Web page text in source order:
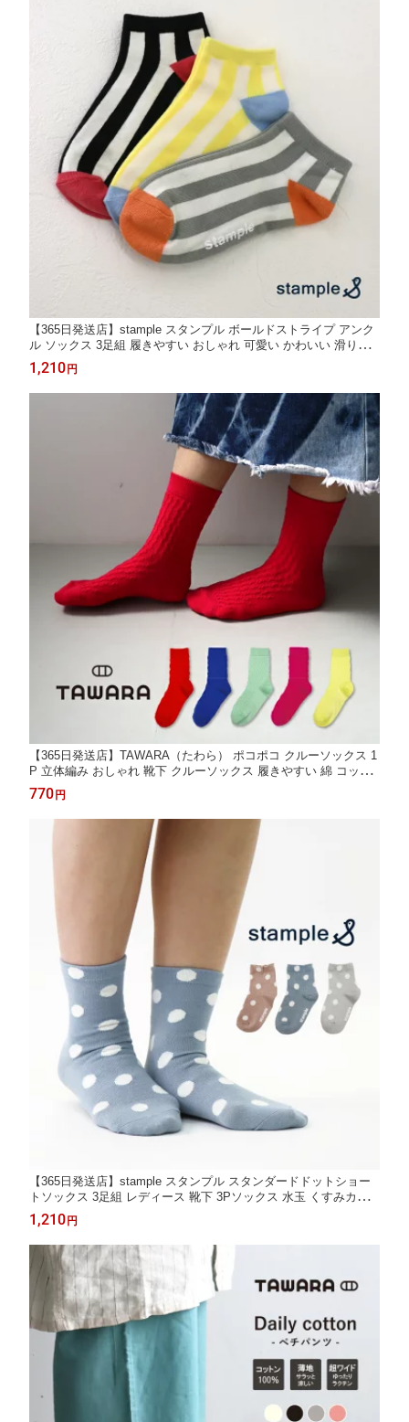
【365日発送店】stample スタンプル ボールドストライプ アンク
ル ソックス 3足組 履きやすい おしゃれ 可愛い かわいい 滑り止
め 靴下 くつ下 ソックス すべり止め キッズ 子供 こども 子ども
女の子 男の子 保育園 幼稚園 通園 通学 親子お揃い 2026 春 夏 73
321
1,210 円
【365日発送店】TAWARA（たわら） ポコポコ クルーソックス 1
P 立体編み おしゃれ 靴下 クルーソックス 履きやすい 綿 コット
ン 靴下 くつした ソックス レディース 春 夏 秋 冬 t41177 24cm 2
4.5cm
770 円
【365日発送店】stample スタンプル スタンダードドットショー
トソックス 3足組 レディース 靴下 3Pソックス 水玉 くすみカラ
ー ドット お揃い 靴下 履きやすい おしゃれ クルーソックス 春 夏
73315
1,210 円